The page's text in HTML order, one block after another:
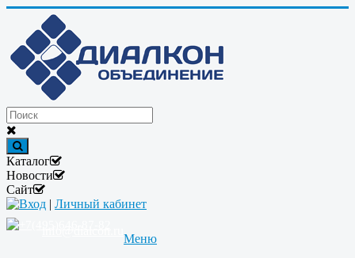
Каталог
Новости
Сайт
Вход | Личный кабинет
Меню